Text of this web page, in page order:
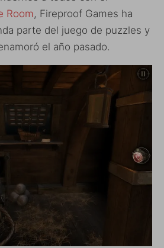
Room, Fireproof Games ha
parte del juego de puzzles y
el año pasado.